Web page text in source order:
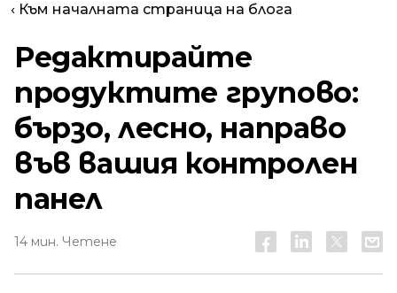
‹ Към началната страница на блога
Редактирайте
продуктите групово:
бързо, лесно, направо
във вашия контролен
панел
14 мин. Четене